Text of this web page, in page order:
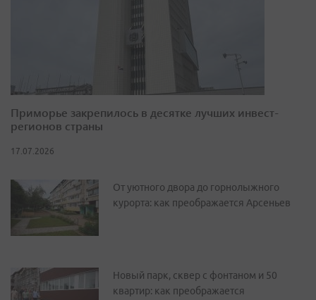
Приморье закрепилось в десятке лучших инвест-
регионов страны
17.07.2026
От уютного двора до горнолыжного
курорта: как преображается Арсеньев
Новый парк, сквер с фонтаном и 50
квартир: как преображается